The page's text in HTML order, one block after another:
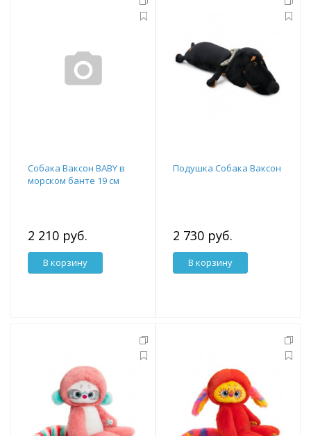
Собака Ваксон BABY в
морском банте 19 см
2 210 руб.
В корзину
Подушка Собака Ваксон
2 730 руб.
В корзину